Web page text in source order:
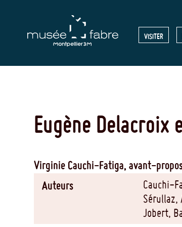
contenu
VISITER
Eugène
Virginie Cauchi-Fatiga, avant-
Auteurs
Cauchi-
Jobert,